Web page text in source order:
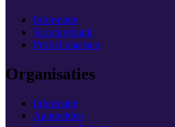
Informatie
Vacaturebank
Profiel plaatsen
Organisaties
Informatie
Aanmelden